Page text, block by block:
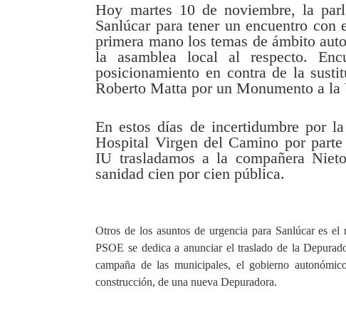
Hoy martes 10 de noviembre, la
Sanlúcar para tener un encuentro
primera mano los temas de ámbito
la asamblea local al respecto.
posicionamiento en contra de la
Roberto Matta por un Monumento a
En estos días de incertidumbre por
Hospital Virgen del Camino por
IU trasladamos a la compañera
sanidad cien por cien pública.
Otros de los asuntos de urgencia para Sanlúcar es
PSOE se dedica a anunciar el traslado de la Depu
campaña de las municipales, el gobierno
construcción, de una nueva Depuradora.